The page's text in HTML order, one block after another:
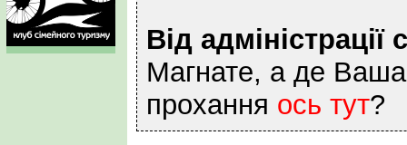
Від адміністрації
Магнате, а де
прохання ось тут?